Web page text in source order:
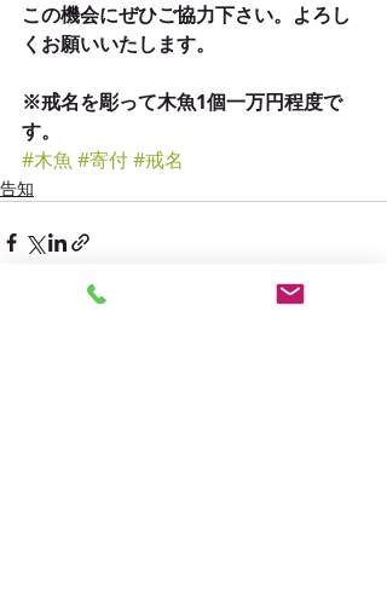
この機会にぜひご協力下さい。よろし
くお願いいたします。
※戒名を彫って木魚1個一万円程度で
す。
#木魚 #寄付#戒名
告知